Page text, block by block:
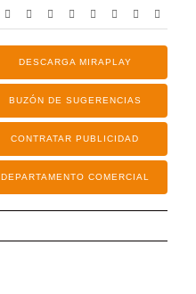
DESCARGA MIRAPLAY
BUZÓN DE SUGERENCIAS
CONTRATAR PUBLICIDAD
DEPARTAMENTO COMERCIAL